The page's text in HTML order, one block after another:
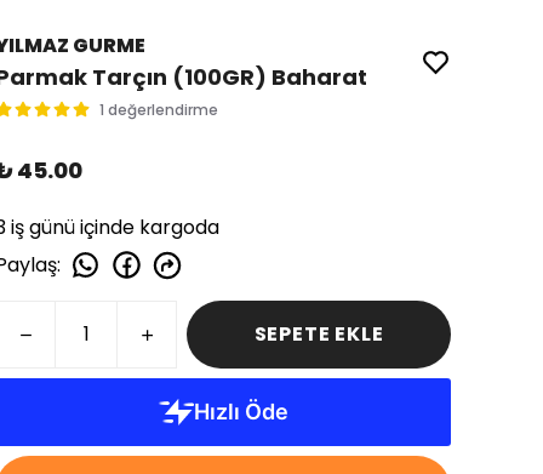
GURME
Tarçın (100GR) Baharat
1 değerlendirme
45.00
iş günü içinde kargoda
:
SEPETE EKLE